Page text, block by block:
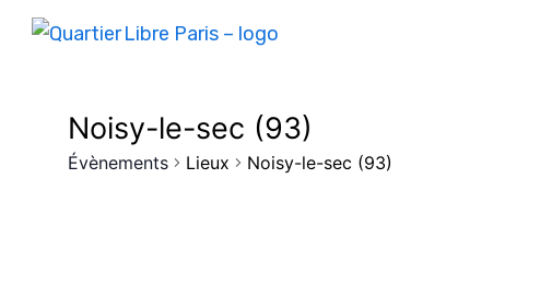
Noisy-le-sec (93)
Évènements Lieux Noisy-le-sec (93)